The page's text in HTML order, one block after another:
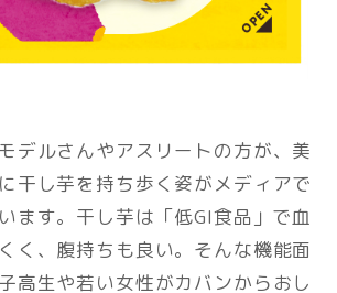
デルさんやアスリートの方が、美
干し芋を持ち歩く姿がメディアで
ます。干し芋は「低GI食品」で血
く、腹持ちも良い。そんな機能面
高生や若い女性がカバンからおし